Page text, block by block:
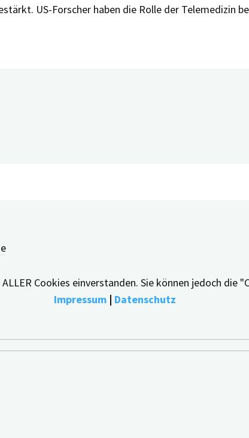
US-Forscher haben die Rolle der Telemedizin
Impressum | Datenschutz
Erfahrung zu bieten, indem wir uns an Ihre
Cookies einverstanden. Sie können jedoch